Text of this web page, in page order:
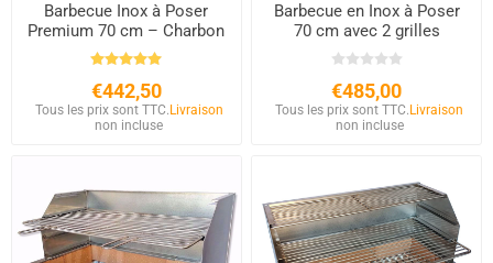
Barbecue Inox à Poser
Premium 70 cm – Charbon
& Bois – Briques
Réfractaires
€442,50
Tous les prix sont TTC. Livraison
non incluse
Barbecue en Inox à Poser
70 cm avec 2 grilles
€485,00
Tous les prix sont TTC. Livraison
non incluse